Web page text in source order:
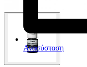
Ανασύσταση